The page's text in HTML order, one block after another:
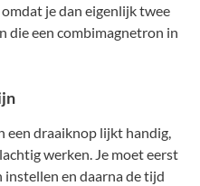
je dan eigenlijk twee
die een combimagnetron in
een draaiknop lijkt handig,
werken. Je moet eerst
en daarna de tijd